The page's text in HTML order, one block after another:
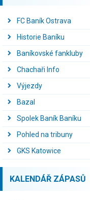
FC Baník Ostrava
Historie Baníku
Baníkovské fankluby
Chachaři Info
Výjezdy
Bazal
Spolek Baník Baníku
Pohled na tribuny
GKS Katowice
KALENDÁŘ ZÁPASŮ